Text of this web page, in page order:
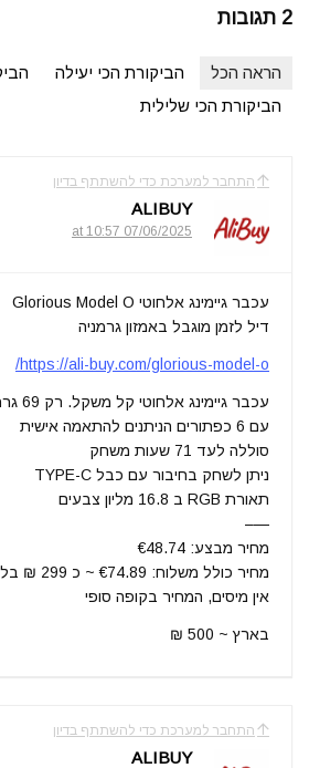
2 תגובות
הראה הכל הביקורת הכי יעילה
הביקורת הכי שלילית
התחבר למערכת כדי להשתתף בדיון
ALIBUY
07/06/2025 at 10:57
עכבר גיימינג אלחוטי Glorious Model O
דיל לזמן מוגבל באמזון גרמניה
https://ali-buy.com/glorious-model-o/
עכבר גיימינג אלחוטי קל משקל. רק 69 גרם
עם 6 כפתורים הניתנים להתאמה אישית
סוללה לעד 71 שעות משחק
ניתן לשחק בחיבור עם כבל TYPE-C
תאורת RGB ב 16.8 מליון צבעים
—–
מחיר מבצע: €48.74
מחיר כולל משלוח: €74.89 ~ כ 299 ₪ בלבד
אין מיסים, המחיר בקופה סופי
בארץ ~ 500 ₪
התחבר למערכת כדי להשתתף בדיון
ALIBUY